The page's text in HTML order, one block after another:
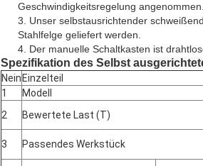
Geschwindigkeitsregelung angenommen.
3. Unser selbstausrichtender
Stahlfelge geliefert werden.
4. Der manuelle Schaltkasten ist
Spezifikation des Selbst
Nein Einzelteil
1
Modell
2
Bewertete Last (T)
3
Passendes Werkstück